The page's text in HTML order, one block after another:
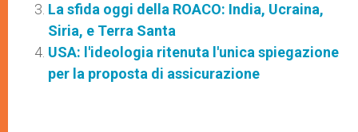
La sfida oggi della ROACO: India, Ucraina,
Siria, e Terra Santa
USA: l'ideologia ritenuta l'unica spiegazione
per la proposta di assicurazione